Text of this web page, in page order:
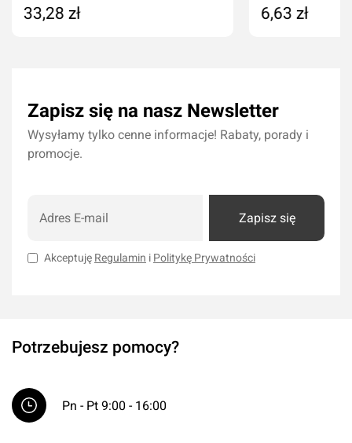
33,28 zł 6,63 zł
Zapisz się na nasz Newsletter
Wysyłamy tylko cenne informacje! Rabaty, porady i
promocje.
Zapisz się
Akceptuję Regulamin i Politykę Prywatności
Potrzebujesz pomocy?
Pn - Pt 9:00 - 16:00